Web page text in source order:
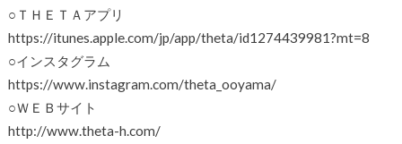
○ＴＨＥＴＡアプリ
https://itunes.apple.com/jp/app/theta/id1274439981?mt=8
○インスタグラム
https://www.instagram.com/theta_ooyama/
○ＷＥＢサイト
http://www.theta-h.com/